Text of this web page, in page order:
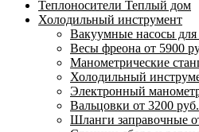
Теплоносители Теплый дом
Холодильный инструмент
Вакуумные насосы для
Весы фреона от 5900
Манометрические
Холодильный
Электронный
Вальцовки от 3200 руб.
Шланги заправочные